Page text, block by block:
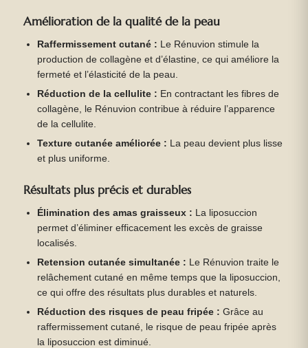
Amélioration de la qualité de la peau
Raffermissement cutané : Le Rénuvion stimule la
production de collagène et d’élastine, ce qui améliore la
fermeté et l’élasticité de la peau.
Réduction de la cellulite : En contractant les fibres de
collagène, le Rénuvion contribue à réduire l’apparence
de la cellulite.
Texture cutanée améliorée : La peau devient plus lisse
et plus uniforme.
Résultats plus précis et durables
Élimination des amas graisseux : La liposuccion
permet d’éliminer efficacement les excès de graisse
localisés.
Retension cutanée simultanée : Le Rénuvion traite le
relâchement cutané en même temps que la liposuccion,
ce qui offre des résultats plus durables et naturels.
Réduction des risques de peau fripée : Grâce au
raffermissement cutané, le risque de peau fripée après
la liposuccion est diminué.